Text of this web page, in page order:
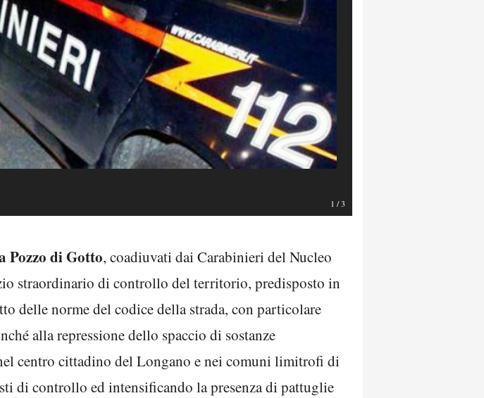
1 /3
Pozzo di Gotto, coadiuvati dai Carabinieri del Nucleo
straordinario di controllo del territorio, predisposto in
delle norme del codice della strada, con particolare
alla repressione dello spaccio di sostanze
centro cittadino del Longano e nei comuni limitrofi di
di controllo ed intensificando la presenza di pattuglie